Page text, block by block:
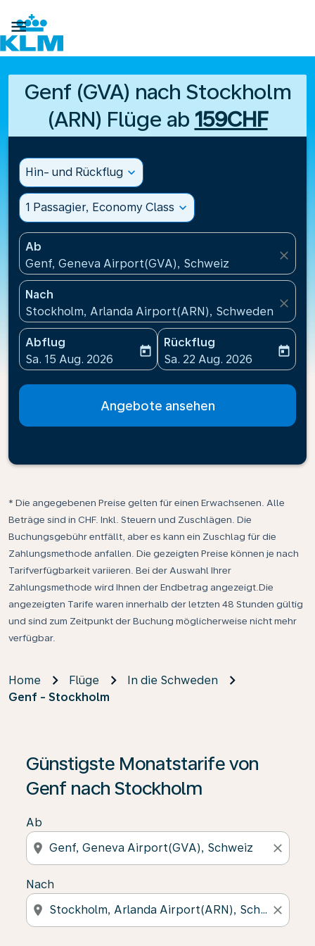

Genf (GVA) nach Stockholm
(ARN) Flüge ab 159CHF
Hin- und Rückflug expand_more
1 Passagier, Economy Class expand_more
Ab
Genf, Geneva Airport(GVA), Schweiz
close
Nach
Stockholm, Arlanda Airport(ARN), Schweden
close
Abflug
fc-booking-departure-date-aria-label
Sa. 15 Aug. 2026
today
Rückflug
fc-booking-return-date-
Sa. 22 Aug. 2026
today
Angebote ansehen
* Die angegebenen Preise gelten für einen Erwachsenen. Alle
Beträge sind in CHF. Inkl. Steuern und Zuschlägen. Die
Buchungsgebühr entfällt, aber es kann ein Zuschlag für die
Zahlungsmethode anfallen. Die gezeigten Preise können je nach
Tarifverfügbarkeit variieren. Bei der Auswahl Ihrer
Zahlungsmethode wird Ihnen der Endbetrag angezeigt.Die
angezeigten Tarife waren innerhalb der letzten 48 Stunden gültig
und sind zum Zeitpunkt der Buchung möglicherweise nicht mehr
verfügbar.
Home Flüge
In die Schweden
Genf - Stockholm
Günstigste Monatstarife von
Genf nach Stockholm
Ab
location_on close
Nach
location_on close